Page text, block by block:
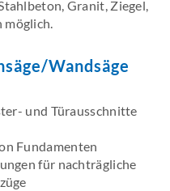
Granit, Ziegel,
möglich.
Wandsäge
und Türausschnitte
Fundamenten
für nachträgliche